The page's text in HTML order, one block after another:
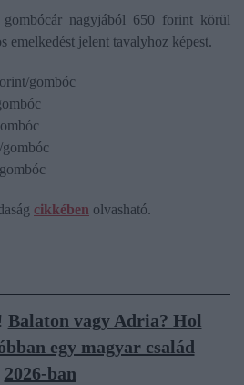
nagyjából 650 forint körül
emelkedést jelent tavalyhoz képest.
gombóc
cikkében olvasható.
Balaton vagy Adria? Hol
egy magyar család
2026-ban